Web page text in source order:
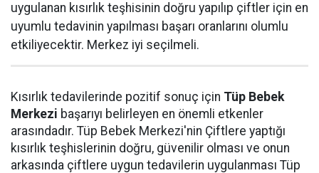
uygulanan kısırlık teşhisinin doğru yapılıp çiftler için en
uyumlu tedavinin yapılması başarı oranlarını olumlu
etkiliyecektir. Merkez iyi seçilmeli.
Kısırlık tedavilerinde pozitif sonuç için Tüp Bebek
Merkezi başarıyı belirleyen en önemli etkenler
arasındadır. Tüp Bebek Merkezi'nin Çiftlere yaptığı
kısırlık teşhislerinin doğru, güvenilir olması ve onun
arkasında çiftlere uygun tedavilerin uygulanması Tüp